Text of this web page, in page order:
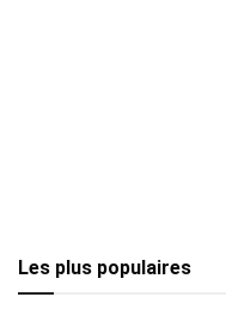
Les plus populaires